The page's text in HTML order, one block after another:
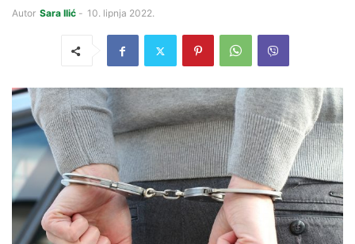
Autor Sara Ilić - 10. lipnja 2022.